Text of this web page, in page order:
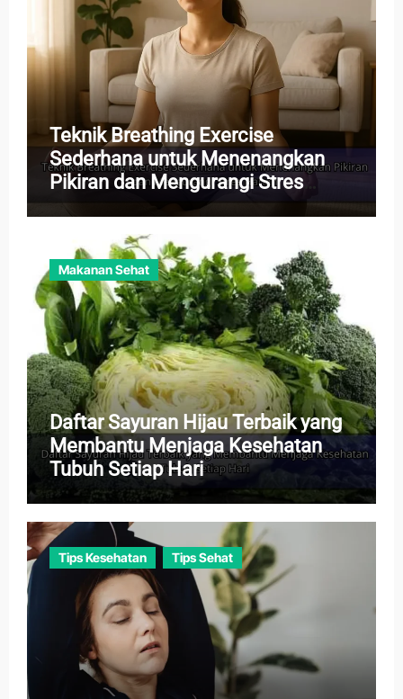
Teknik Breathing Exercise
Sederhana untuk Menenangkan
Pikiran dan Mengurangi Stres
Harian
Makanan Sehat
Daftar Sayuran Hijau Terbaik yang
Membantu Menjaga Kesehatan
Tubuh Setiap Hari
Tips Kesehatan Tips Sehat